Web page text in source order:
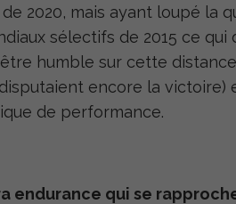
2020, mais ayant loupé la
sélectifs de 2015 ce qui
humble sur cette
encore la victoire)
de performance.
endurance qui se